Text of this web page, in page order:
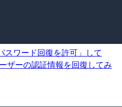
スワード回復を許可」して
ザーの認証情報を回復してみ